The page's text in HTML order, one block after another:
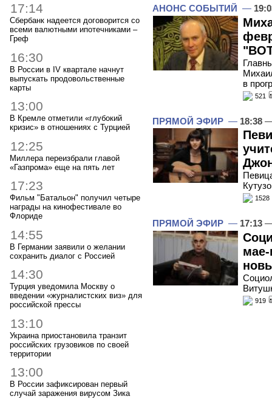
17:14
Сбербанк надеется договорится со
всеми валютными ипотечниками –
Греф
16:30
В России в IV квартале начнут
выпускать продовольственные
карты
13:00
В Кремле отметили «глубокий
кризис» в отношениях с Турцией
12:25
Миллера переизбрали главой
«Газпрома» еще на пять лет
17:23
Фильм "Батальон" получил четыре
награды на кинофестивале во
Флориде
14:55
В Германии заявили о желании
сохранить диалог с Россией
14:30
Турция уведомила Москву о
введении «журналистских виз» для
российской прессы
13:10
Украина приостановила транзит
российских грузовиков по своей
территории
13:00
В России зафиксирован первый
случай заражения вирусом Зика
АНОНС СОБЫТИЙ —
в
521
ПРЯМОЙ ЭФИР — 18:38 —
1528
ПРЯМОЙ ЭФИР — 17:13 —
919